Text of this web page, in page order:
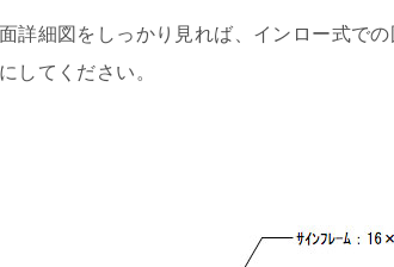
詳細図をしっかり見れば、インロー式で
してください。